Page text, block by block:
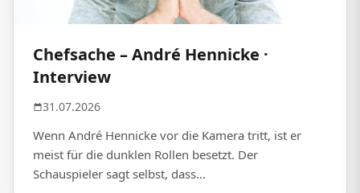
Chefsache – André Hennicke ·
Interview
31.07.2026
Wenn André Hennicke vor die Kamera tritt, ist er
meist für die dunklen Rollen besetzt. Der
Schauspieler sagt selbst, dass...